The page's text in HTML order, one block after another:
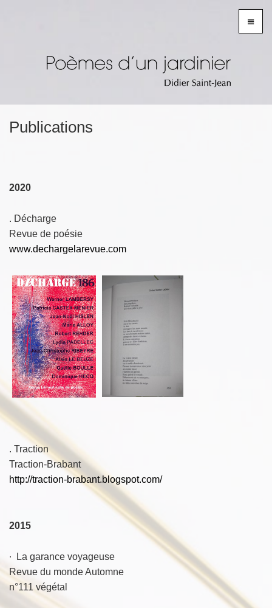
Publications
2020
. Décharge
Revue de poésie
www.dechargelarevue.com
. Traction
Traction-Brabant
http://traction-brabant.blogspot.com/
2015
∙ La garance voyageuse
Revue du monde Automne
n°111 végétal
≡